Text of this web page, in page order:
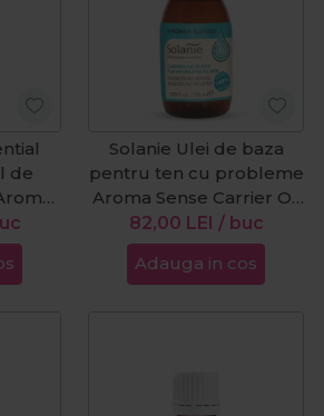
de
Solanie Ulei de baza
pentru ten cu probleme
Aroma Sense Carrier Oil
Blend 50ml
82,00 LEI / buc
Adauga in cos